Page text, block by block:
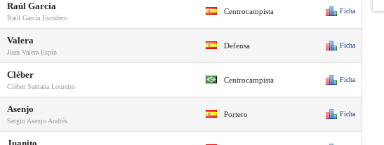
Raúl García
Raúl García Escudero
Centrocampista Ficha
Valera
Juan Valera Espín
Defensa Ficha
Cléber
Cléber Santana Loureiro
Centrocampista Ficha
Asenjo
Sergio Asenjo Andrés
Portero Ficha